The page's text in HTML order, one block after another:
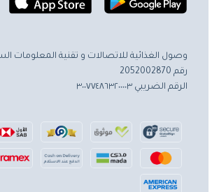
وصول الغذائية للاتصالات و تقنية المعلومات
رقم 2052002870
الرقم الضريبي ٣٠٠٧٧٤٨٦٣٢٠٠٠٠٣